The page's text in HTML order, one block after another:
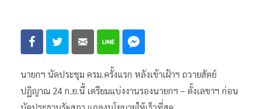
นายกฯ นัดประชุม ครม.ครั้งแรก หลังเข้าเฝ้าฯ ถวายสัตย์